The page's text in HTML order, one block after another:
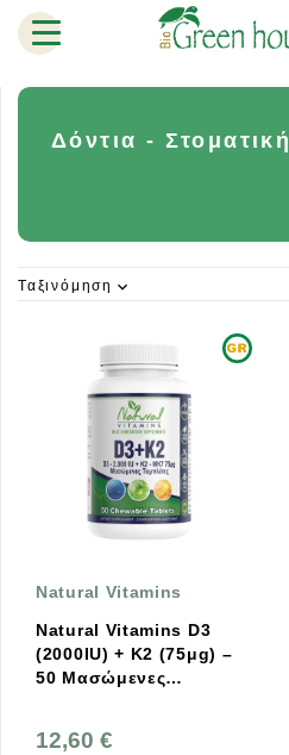
Δόντια -
Ταξινόμηση expand_more
Natural Vitamins
Natural Vitamins D3
(2000IU) + K2 (75μg) –
50 Μασώμενες
12,60 €